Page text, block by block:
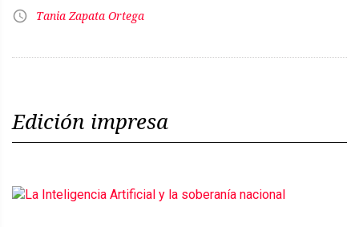
Tania Zapata Ortega
Edición impresa